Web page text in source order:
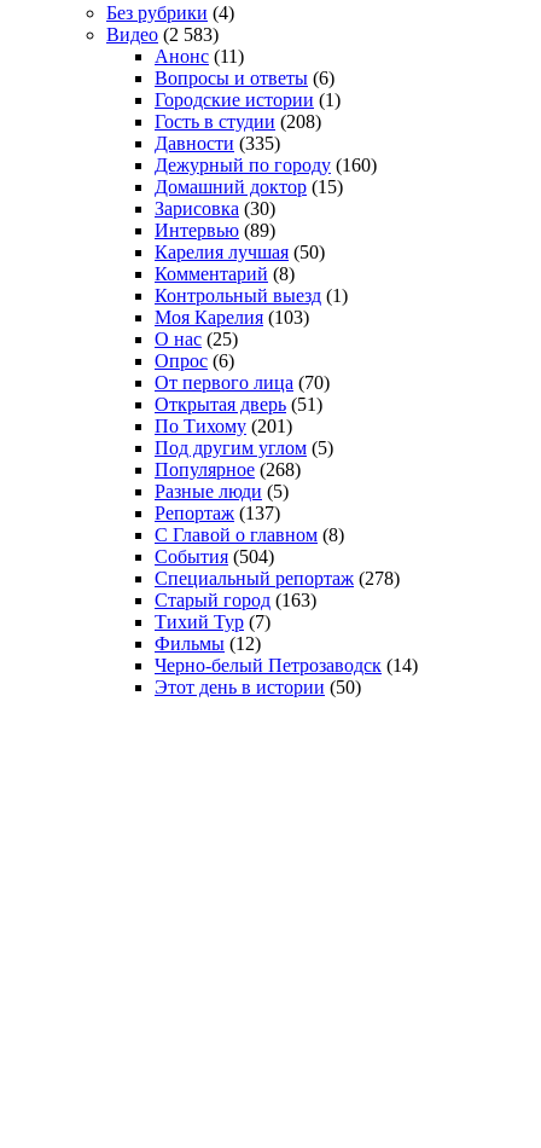
Без рубрики (4)
Видео (2 583)
Анонс (11)
Вопросы и ответы (6)
Городские истории (1)
Гость в студии (208)
Давности (335)
Дежурный по городу (160)
Домашний доктор (15)
Зарисовка (30)
Интервью (89)
Карелия лучшая (50)
Комментарий (8)
Контрольный выезд (1)
Моя Карелия (103)
О нас (25)
Опрос (6)
От первого лица (70)
Открытая дверь (51)
По Тихому (201)
Под другим углом (5)
Популярное (268)
Разные люди (5)
Репортаж (137)
С Главой о главном (8)
События (504)
Специальный репортаж (278)
Старый город (163)
Тихий Тур (7)
Фильмы (12)
Черно-белый Петрозаводск (14)
Этот день в истории (50)